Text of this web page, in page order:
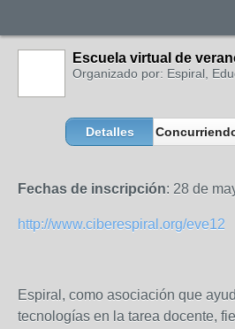
Escuela virtual de
Organizado por: Espiral,
Detalles
Fechas de inscripción: 28 de
http://www.ciberespiral.org/eve12
Espiral, como asociación que
tecnologías en la tarea docente,